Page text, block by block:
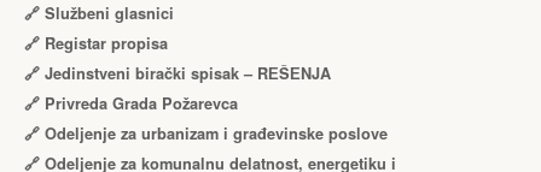
🔗 Službeni glasnici
🔗 Registar propisa
🔗 Jedinstveni birački spisak – RЕŠЕNJA
🔗 Privreda Grada Požarevca
🔗 Odeljenje za urbanizam i građevinske poslove
🔗 Odeljenje za komunalnu delatnost, energetiku i